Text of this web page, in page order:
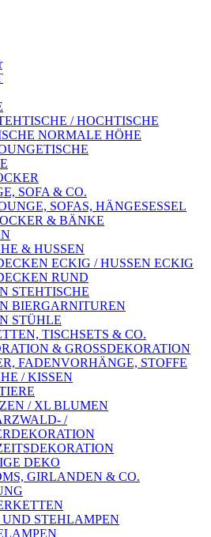
/ HOCHTISCHE
NORMALE HÖHE
SOFA & CO.
SOFAS, HÄNGESESSEL
& BÄNKE
& HUSSEN
ECKIG / HUSSEN ECKIG
RUND
STEHTISCHE
BIERGARNITUREN
STÜHLE
TISCHSETS & CO.
& GROSSDEKORATION
FADENVORHÄNGE, STOFFE
/ KISSEN
/ XL BLUMEN
/
DEKO
GIRLANDEN & CO.
UND STEHLAMPEN